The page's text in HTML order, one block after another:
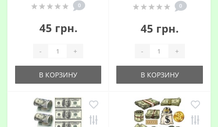
0
45 грн.
- +
В КОРЗИНУ
0
45 грн.
- +
В КОРЗИНУ